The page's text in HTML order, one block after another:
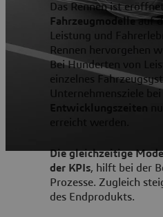
Das Rennen ist
Fahrzeugmodelleauf
Leistung und
Rennen hervorgehen
Bei Hunderten von
einzelnes
Unternehmensziele
Entwicklungszeiten
Die gleichzeitige
der KPIs, hilft bei der
Prozesse. Zugleich
des Endprodukts.